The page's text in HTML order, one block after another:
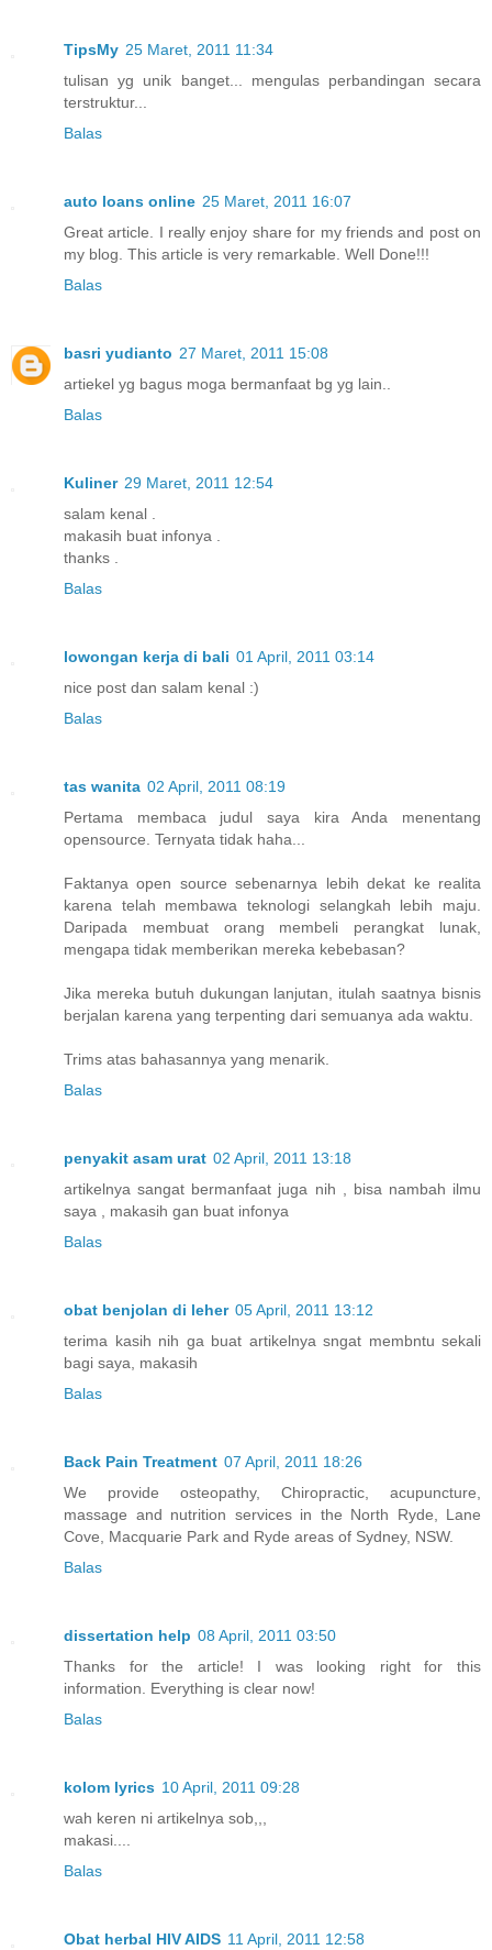
TipsMy 25 Maret, 2011 11:34
tulisan yg unik banget... mengulas perbandingan secara
terstruktur...
Balas
auto loans online 25 Maret, 2011 16:07
Great article. I really enjoy share for my friends and post on
my blog. This article is very remarkable. Well Done!!!
Balas
basri yudianto 27 Maret, 2011 15:08
artiekel yg bagus moga bermanfaat bg yg lain..
Balas
Kuliner 29 Maret, 2011 12:54
salam kenal .
makasih buat infonya .
thanks .
Balas
lowongan kerja di bali 01 April, 2011 03:14
nice post dan salam kenal :)
Balas
tas wanita 02 April, 2011 08:19
Pertama membaca judul saya kira Anda menentang
opensource. Ternyata tidak haha...
Faktanya open source sebenarnya lebih dekat ke realita
karena telah membawa teknologi selangkah lebih maju.
Daripada membuat orang membeli perangkat lunak,
mengapa tidak memberikan mereka kebebasan?
Jika mereka butuh dukungan lanjutan, itulah saatnya bisnis
berjalan karena yang terpenting dari semuanya ada waktu.
Trims atas bahasannya yang menarik.
Balas
penyakit asam urat 02 April, 2011 13:18
artikelnya sangat bermanfaat juga nih , bisa nambah ilmu
saya , makasih gan buat infonya
Balas
obat benjolan di leher 05 April, 2011 13:12
terima kasih nih ga buat artikelnya sngat membntu sekali
bagi saya, makasih
Balas
Back Pain Treatment 07 April, 2011 18:26
We provide osteopathy, Chiropractic, acupuncture,
massage and nutrition services in the North Ryde, Lane
Cove, Macquarie Park and Ryde areas of Sydney, NSW.
Balas
dissertation help 08 April, 2011 03:50
Thanks for the article! I was looking right for this
information. Everything is clear now!
Balas
kolom lyrics 10 April, 2011 09:28
wah keren ni artikelnya sob,,,
makasi....
Balas
Obat herbal HIV AIDS 11 April, 2011 12:58